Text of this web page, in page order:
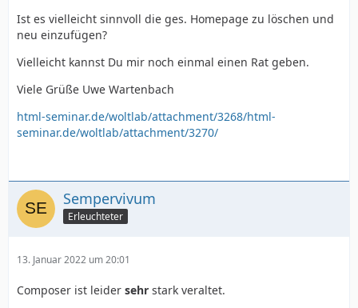
Ist es vielleicht sinnvoll die ges. Homepage zu löschen und
neu einzufügen?
Vielleicht kannst Du mir noch einmal einen Rat geben.
Viele Grüße Uwe Wartenbach
html-seminar.de/woltlab/attachment/3268/html-
seminar.de/woltlab/attachment/3270/
Sempervivum
Erleuchteter
13. Januar 2022 um 20:01
Composer ist leider sehr stark veraltet.